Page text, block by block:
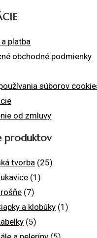
platba
obchodné podmienky
súborov
od zmluvy
produktov
tvorba (25)
(1)
(7)
a klobúky (1)
(5)